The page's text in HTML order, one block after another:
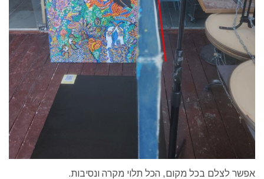
אפשר לצלם בכל מקום, הכל תלוי מקרה ונסיבות.